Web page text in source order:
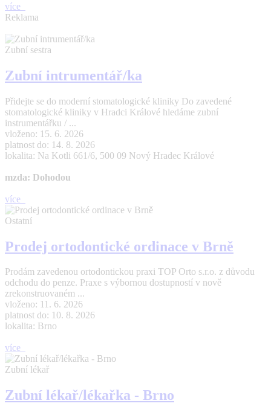
více
Reklama
Zubní sestra
Zubní intrumentář/ka
Přidejte se do moderní stomatologické kliniky Do zavedené
stomatologické kliniky v Hradci Králové hledáme zubní
instrumentářku / ...
vloženo: 15. 6. 2026
platnost do: 14. 8. 2026
lokalita: Na Kotli 661/6, 500 09 Nový Hradec Králové
mzda: Dohodou
více
Ostatní
Prodej ortodontické ordinace v Brně
Prodám zavedenou ortodontickou praxi TOP Orto s.r.o. z důvodu
odchodu do penze. Praxe s výbornou dostupností v nově
zrekonstruovaném ...
vloženo: 11. 6. 2026
platnost do: 10. 8. 2026
lokalita: Brno
více
Zubní lékař
Zubní lékař/lékařka - Brno